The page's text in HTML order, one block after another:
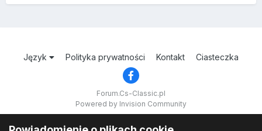
Język Polityka prywatności Kontakt Ciasteczka
Forum.Cs-Classic.pl
Powered by Invision Community